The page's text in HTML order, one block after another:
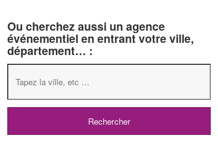
Ou cherchez aussi un agence
événementiel en entrant votre ville,
département… :